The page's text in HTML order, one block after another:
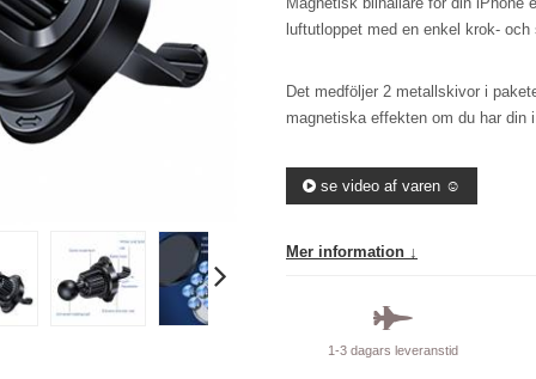
luftutloppet med en enkel krok-
Det medföljer 2 metallskivor i
magnetiska effekten om du har
se video af varen ☺️
Mer information ↓
1-3 dagars leveranstid